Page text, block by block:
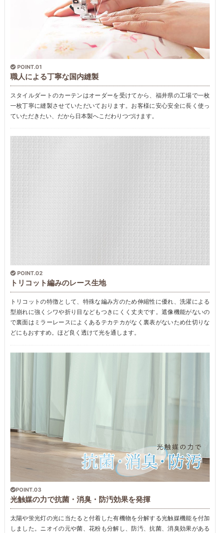
POINT.01
職人による丁寧な国内縫製
スタイルダートのカーテンはオーダーを受けてから、福井県の工場で一枚
一枚丁寧に縫製させていただいております。お客様に安心安全に長く使っ
ていただきたい、だから日本製へこだわりつづけます。
POINT.02
トリコット編みのレース生地
トリコットの特徴として、特殊な編み方のため伸縮性に優れ、洗濯による
型崩れに強くシワや折り目などもつきにくく丈夫です。遮像機能がないの
で裏面はミラーレースによくあるテカテカがなく裏表がないため仕切りな
どにもおすすめ。ほど良く透けて光を通します。
POINT.03
光触媒の力で抗菌・消臭・防汚効果を発揮
太陽や蛍光灯の光に当たると付着した有機物を分解する光触媒機能を付加
しました。ニオイの元や菌、花粉も分解し、防汚、抗菌、消臭効果がある